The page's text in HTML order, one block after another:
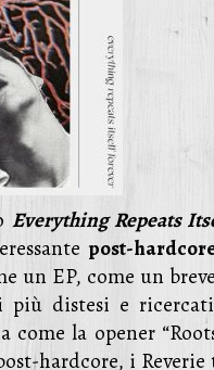
Everything Repeats
post-
EP, come un
distesi e
come la opener
hardcore, i